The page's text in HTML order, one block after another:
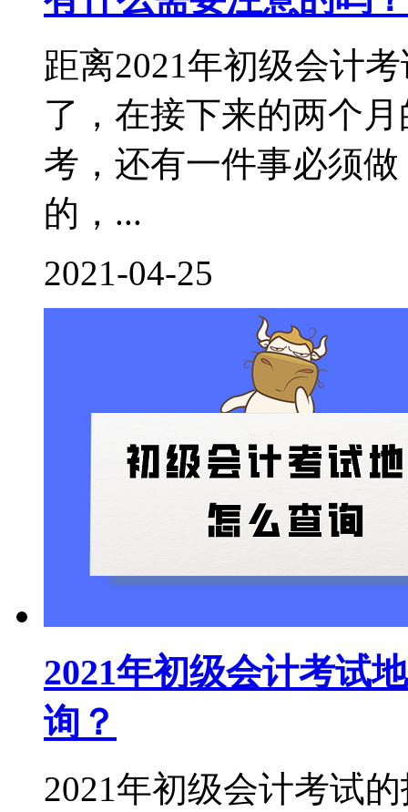
距离2021年初级会计
了，在接下来的两个
考，还有一件事必须
的，...
2021-04-25
2021年初级会计考试
询？
2021年初级会计考试